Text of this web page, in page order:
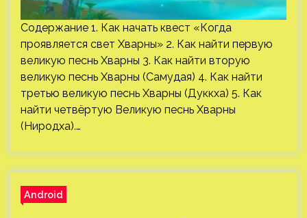
Содержание 1. Как начать квест «Когда
проявляется свет Хварны» 2. Как найти первую
великую песнь Хварны 3. Как найти вторую
великую песнь Хварны (Самудая) 4. Как найти
третью великую песнь Хварны (Дуккха) 5. Как
найти четвёртую Великую песнь Хварны
(Ниродха).…
Android